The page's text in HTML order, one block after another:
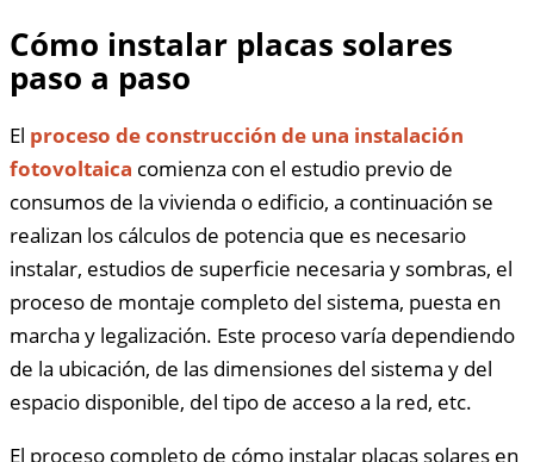
Cómo instalar placas solares
paso a paso
El proceso de construcción de una instalación
fotovoltaica comienza con el estudio previo de
consumos de la vivienda o edificio, a continuación se
realizan los cálculos de potencia que es necesario
instalar, estudios de superficie necesaria y sombras, el
proceso de montaje completo del sistema, puesta en
marcha y legalización. Este proceso varía dependiendo
de la ubicación, de las dimensiones del sistema y del
espacio disponible, del tipo de acceso a la red, etc.
El proceso completo de cómo instalar placas solares en